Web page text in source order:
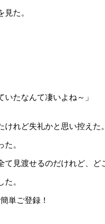
た。
いたなんて凄いよね～」
れど失礼かと思い控えた。
。
見渡せるのだけれど、ど
。
単ご登録！